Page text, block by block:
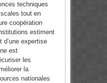
techniques
tout en
coopération
estiment
d’une expertise
est
les
la
nationales